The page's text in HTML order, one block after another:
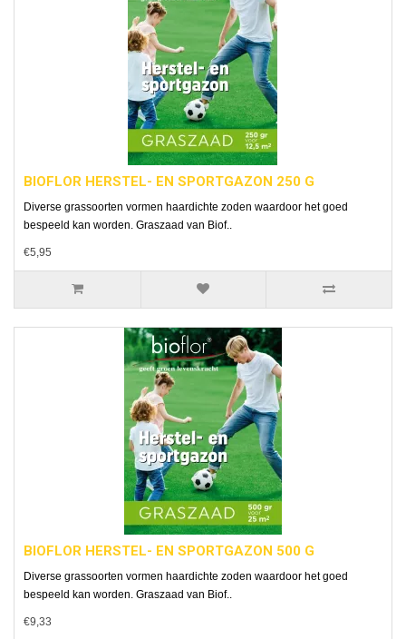
BIOFLOR HERSTEL- EN SPORTGAZON 250 G
Diverse grassoorten vormen haardichte zoden waardoor het goed
bespeeld kan worden. Graszaad van Biof..
€5,95
BIOFLOR HERSTEL- EN SPORTGAZON 500 G
Diverse grassoorten vormen haardichte zoden waardoor het goed
bespeeld kan worden. Graszaad van Biof..
€9,33